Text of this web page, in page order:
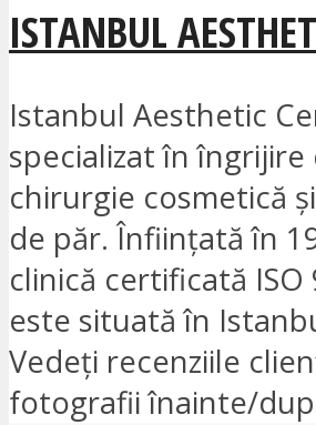
ISTANBUL
Istanbul Aesthetic
specializat în îngrijire
chirurgie cosmetică
de păr. Înființată în
clinică certificată ISO
este situată în
Vedeți recenziile
fotografii înainte/